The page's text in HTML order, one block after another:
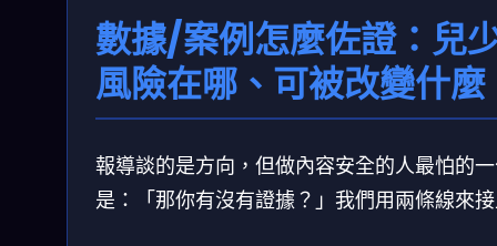
數據/案例怎麼佐證：兒
風險在哪、可被改變什麼
報導談的是方向，但做內容安全的人最怕的
是：「那你有沒有證據？」我們用兩條線來